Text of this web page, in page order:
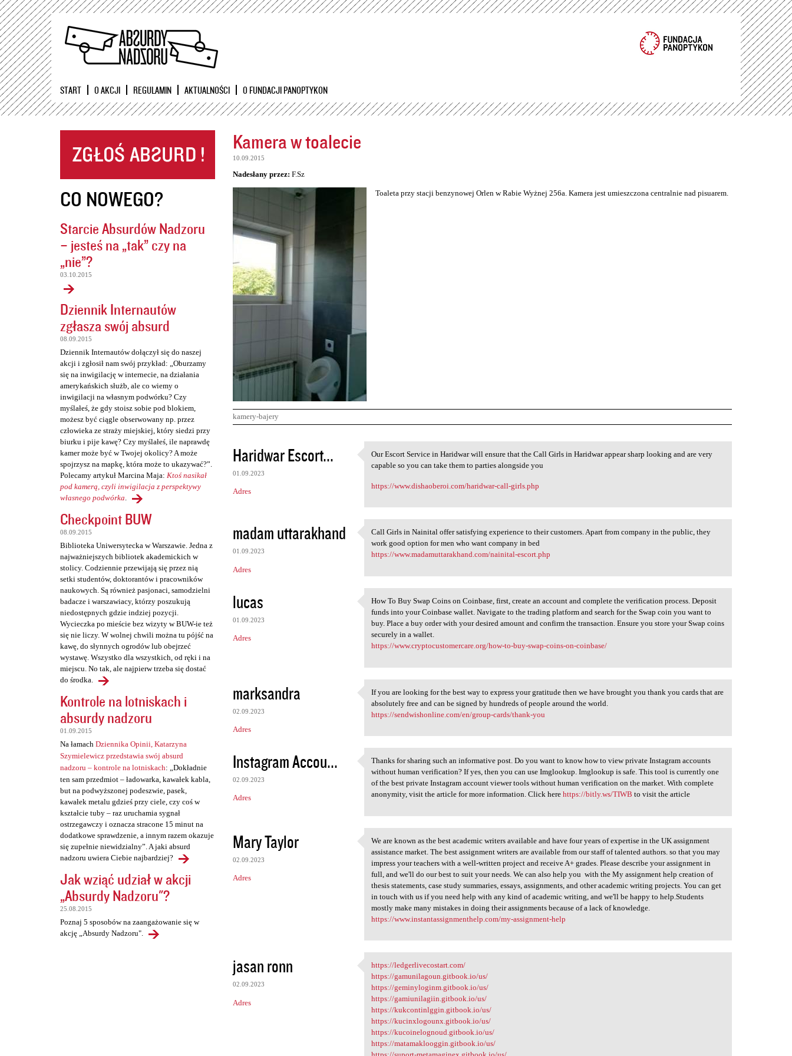
Przejdź
START O AKCJI REGULAMIN AKTUALNOŚCI O FUNDACJI PANOPTYKON
CO NOWEGO?
Starcie Absurdów Nadzoru
– jesteś na „tak” czy na
„nie”?
03.10.2015
Dziennik Internautów
zgłasza swój absurd
08.09.2015
Dziennik Internautów dołączył się do naszej
akcji i zgłosił nam swój przykład: „Oburzamy
się na inwigilację w internecie, na działania
amerykańskich służb, ale co wiemy o
inwigilacji na własnym podwórku? Czy
myślałeś, że gdy stoisz sobie pod blokiem,
możesz być ciągle obserwowany np. przez
człowieka ze straży miejskiej, który siedzi przy
biurku i pije kawę? Czy myślałeś, ile naprawdę
kamer może być w Twojej okolicy? A może
spojrzysz na mapkę, która może to ukazywać?”.
Polecamy artykuł Marcina Maja: Ktoś nasikał
pod kamerą, czyli inwigilacja z perspektywy
własnego podwórka.
Checkpoint BUW
08.09.2015
Biblioteka Uniwersytecka w Warszawie. Jedna z
najważniejszych bibliotek akademickich w
stolicy. Codziennie przewijają się przez nią
setki studentów, doktorantów i pracowników
naukowych. Są również pasjonaci, samodzielni
badacze i warszawiacy, którzy poszukują
niedostępnych gdzie indziej pozycji.
Wycieczka po mieście bez wizyty w BUW-ie też
się nie liczy. W wolnej chwili można tu pójść na
kawę, do słynnych ogrodów lub obejrzeć
wystawę. Wszystko dla wszystkich, od ręki i na
miejscu. No tak, ale najpierw trzeba się dostać
do środka.
Kontrole na lotniskach i
absurdy nadzoru
01.09.2015
Na łamach Dziennika Opinii, Katarzyna
Szymielewicz przedstawia swój absurd
nadzoru – kontrole na lotniskach: „Dokładnie
ten sam przedmiot – ładowarka, kawałek kabla,
but na podwyższonej podeszwie, pasek,
kawałek metalu gdzieś przy ciele, czy coś w
kształcie tuby – raz uruchamia sygnał
ostrzegawczy i oznacza stracone 15 minut na
dodatkowe sprawdzenie, a innym razem okazuje
się zupełnie niewidzialny”. A jaki absurd
nadzoru uwiera Ciebie najbardziej?
Jak wziąć udział w akcji
„Absurdy Nadzoru"?
25.08.2015
Poznaj 5 sposobów na zaangażowanie się w
akcję „Absurdy Nadzoru".
Kamera w toalecie
10.09.2015
Nadesłany przez: F.Sz
Toaleta przy stacji benzynowej Orlen w Rabie Wyżnej 256a. Kamera jest umieszczona centralnie nad pisuarem.
kamery-bajery
K
o
m
e
t
a
r
e
Haridwar Escort...
01.09.2023
Adres
Our Escort Service in
Our Escort Service in Haridwar will ensure that the Call Girls in Haridwar appear sharp looking and are very
capable so you can take them to parties alongside you
https://www.dishaoberoi.com/haridwar-call-girls.php
madam uttarakhand
01.09.2023
Adres
Call Girls in Nainital offer
Call Girls in Nainital offer satisfying experience to their customers. Apart from company in the public, they
work good option for men who want company in bed
https://www.madamuttarakhand.com/nainital-escort.php
lucas
01.09.2023
Adres
How To Buy Swap Coins on
How To Buy Swap Coins on Coinbase, first, create an account and complete the verification process. Deposit
funds into your Coinbase wallet. Navigate to the trading platform and search for the Swap coin you want to
buy. Place a buy order with your desired amount and confirm the transaction. Ensure you store your Swap coins
securely in a wallet.
https://www.cryptocustomercare.org/how-to-buy-swap-coins-on-coinbase/
marksandra
02.09.2023
Adres
If you are looking for the
If you are looking for the best way to express your gratitude then we have brought you thank you cards that are
absolutely free and can be signed by hundreds of people around the world.
https://sendwishonline.com/en/group-cards/thank-you
Instagram Accou...
02.09.2023
Adres
Thanks for sharing such an
Thanks for sharing such an informative post. Do you want to know how to view private Instagram accounts
without human verification? If yes, then you can use Imglookup. Imglookup is safe. This tool is currently one
of the best private Instagram account viewer tools without human verification on the market. With complete
anonymity, visit the article for more information. Click herehttps://bitly.ws/TIWB to visit the article
Mary Taylor
02.09.2023
Adres
We are known as the best
We are known as the best academic writers available and have four years of expertise in the UK assignment
assistance market. The best assignment writers are available from our staff of talented authors. so that you may
impress your teachers with a well-written project and receive A+ grades. Please describe your assignment in
full, and we'll do our best to suit your needs. We can also help you with the My assignment help creation of
thesis statements, case study summaries, essays, assignments, and other academic writing projects. You can get
in touch with us if you need help with any kind of academic writing, and we'll be happy to help.Students
mostly make many mistakes in doing their assignments because of a lack of knowledge.
https://www.instantassignmenthelp.com/my-assignment-help
jasan ronn
02.09.2023
Adres
https://ledgerlivecostart.com
https://ledgerlivecostart.com/
https://gamunilagoun.gitbook.io/us/
https://geminyloginm.gitbook.io/us/
https://gamiunilagiin.gitbook.io/us/
https://kukcontinlggin.gitbook.io/us/
https://kucinxlogounx.gitbook.io/us/
https://kucoinelognoud.gitbook.io/us/
https://matamaklooggin.gitbook.io/us/